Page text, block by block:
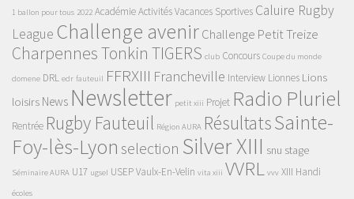
1 ballon pour tous 2022 AcadémieActivités Vacances Sportives Caluire Rugby
League Challenge avenirChallenge Petit Treize
Charpennes Tonkin TIGERS club Concours Coupe du monde
domene DRL edr fauteuil FFRXIII Francheville Interview Lionnes Lions
loisirs News Newsletter petit xiii Projet Radio Pluriel
Rentrée Rugby Fauteuil Région AURA RésultatsSainte-
Foy-lès-Lyon selection Silver XIII snu stage
Séminaire AURA U17 ugsel USEPVaulx-En-Velin vita xiii VVRL vvv XIII Handi
écoles